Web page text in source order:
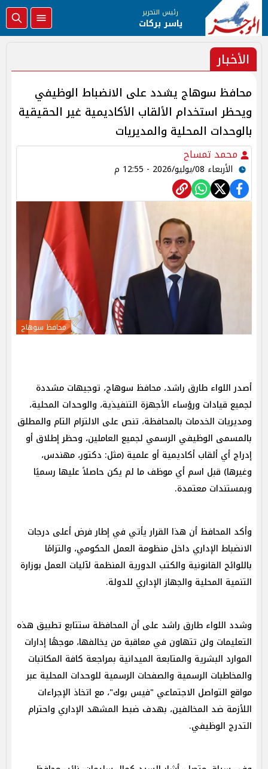
رئيس التحرير
ياسر بركات
الأخبار
محافظ سوهاج يشدد على الانضباط الوظيفي
ويحظر استخدام الألقاب الأكاديمية غير الحقيقية
بالوحدات المحلية والمديريات
محمد تمساح
الأربعاء 08/يوليو/2026 - 12:55 م
محافظ سوهاج
أصدر اللواء طارق راشد، محافظ سوهاج، توجيهات مشددة
لجميع قيادات ورؤساء الأجهزة التنفيذية، والوحدات المحلية،
ومديريات الخدمات بالمحافظة، تنص على الالتزام التام والمطلق
بالمسمى الوظيفي الرسمي لجميع العاملين، وحظر إطلاق أو
إدراج أي ألقاب أكاديمية أو علمية (مثل: دكتور، مهندس،
وغيرها) قبل اسم أي موظف ما لم يكن حاصلاً عليها رسميًا
وبمستندات معتمدة.
وأكد المحافظ أن هذا القرار يأتي في إطار فرض أعلى درجات
الانضباط الإداري داخل منظومة العمل الحكومي، والتزامًا
باللوائح القانونية والكتب الدورية المنظمة لآليات العمل بوزارة
التنمية المحلية والجهاز الإداري للدولة.
وشدد اللواء طارق راشد على أن المحافظة ستتابع تطبيق هذه
التعليمات ولن تتهاون في معاقبة من يخالفها، موجهًا إدارات
الموارد البشرية والمتابعة الميدانية بمراجعة كافة المكاتبات
والمخاطبات الرسمية والصفحات الرسمية للوحدات المحلية عبر
مواقع التواصل الاجتماعي "فيس بوك"، مع اتخاذ الإجراءات
اللأزمة ضد المخالفين، بهدف ضبط المشهد الإداري واحترام
التدرج الوظيفي.